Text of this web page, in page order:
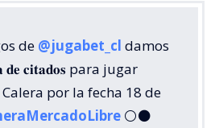
de @jugabet_cl damos
𝐝𝐞 𝐜𝐢𝐭𝐚𝐝𝐨𝐬 para jugar
por la fecha 18 de
⚪⚫